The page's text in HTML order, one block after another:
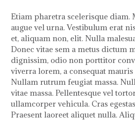
Etiam pharetra scelerisque diam.
augue vel urna. Vestibulum erat
et, aliquam non, elit. Nulla
Donec vitae sem a metus dictum
dignissim, odio non porttitor
viverra lorem, a consequat
Nullam rutrum feugiat massa.
vitae massa. Pellentesque vel
ullamcorper vehicula. Cras
Praesent laoreet aliquet nulla.